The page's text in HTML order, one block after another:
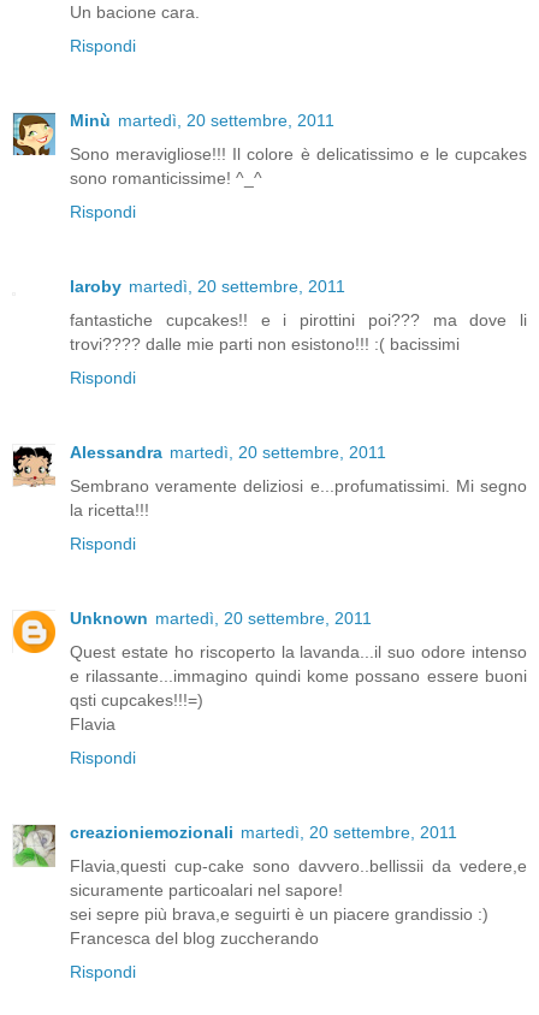
Un bacione cara.
Rispondi
Minù martedì, 20 settembre, 2011
Sono meravigliose!!! Il colore è delicatissimo e le cupcakes
sono romanticissime! ^_^
Rispondi
laroby martedì, 20 settembre, 2011
fantastiche cupcakes!! e i pirottini poi??? ma dove li
trovi???? dalle mie parti non esistono!!! :( bacissimi
Rispondi
Alessandra martedì, 20 settembre, 2011
Sembrano veramente deliziosi e...profumatissimi. Mi segno
la ricetta!!!
Rispondi
Unknown martedì, 20 settembre, 2011
Quest estate ho riscoperto la lavanda...il suo odore intenso
e rilassante...immagino quindi kome possano essere buoni
qsti cupcakes!!!=)
Flavia
Rispondi
creazioniemozionali martedì, 20 settembre, 2011
Flavia,questi cup-cake sono davvero..bellissii da vedere,e
sicuramente particoalari nel sapore!
sei sepre più brava,e seguirti è un piacere grandissio :)
Francesca del blog zuccherando
Rispondi